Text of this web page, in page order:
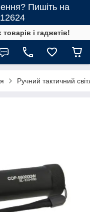
Пишіть на
і гаджетів!
Ручний тактичний